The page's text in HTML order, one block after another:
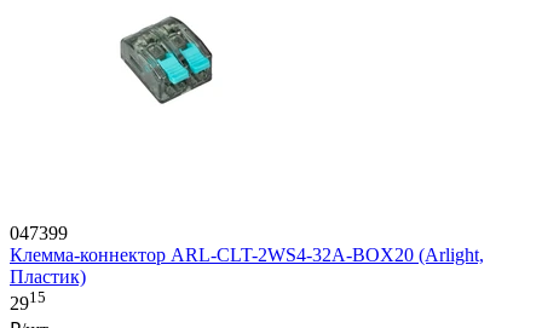
047399
Клемма-коннектор ARL-CLT-2WS4-32A-BOX20 (Arlight,
Пластик)
2915